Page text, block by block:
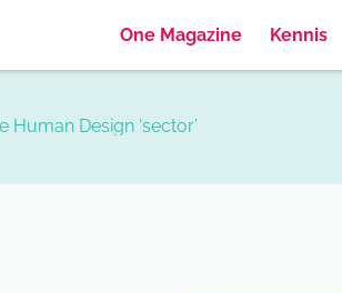
One Magazine Kennis
Design ‘sector’